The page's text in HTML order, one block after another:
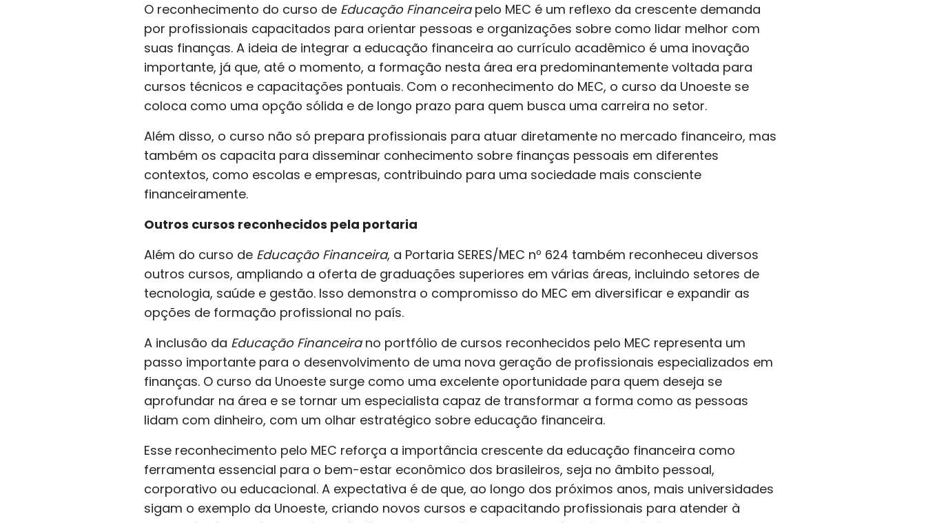
O reconhecimento do curso de Educação Financeirapelo MEC é um reflexo da crescente demanda
por profissionais capacitados para orientar pessoas e organizações sobre como lidar melhor com
suas finanças. A ideia de integrar a educação financeira ao currículo acadêmico é uma inovação
importante, já que, até o momento, a formação nesta área era predominantemente voltada para
cursos técnicos e capacitações pontuais. Com o reconhecimento do MEC, o curso da Unoeste se
coloca como uma opção sólida e de longo prazo para quem busca uma carreira no setor.
Além disso, o curso não só prepara profissionais para atuar diretamente no mercado financeiro, mas
também os capacita para disseminar conhecimento sobre finanças pessoais em diferentes
contextos, como escolas e empresas, contribuindo para uma sociedade mais consciente
financeiramente.
Outros cursos reconhecidos pela portaria
Além do curso de Educação Financeira, a Portaria SERES/MEC nº 624 também reconheceu diversos
outros cursos, ampliando a oferta de graduações superiores em várias áreas, incluindo setores de
tecnologia, saúde e gestão. Isso demonstra o compromisso do MEC em diversificar e expandir as
opções de formação profissional no país.
A inclusão da Educação Financeirano portfólio de cursos reconhecidos pelo MEC representa um
passo importante para o desenvolvimento de uma nova geração de profissionais especializados em
finanças. O curso da Unoeste surge como uma excelente oportunidade para quem deseja se
aprofundar na área e se tornar um especialista capaz de transformar a forma como as pessoas
lidam com dinheiro, com um olhar estratégico sobre educação financeira.
Esse reconhecimento pelo MEC reforça a importância crescente da educação financeira como
ferramenta essencial para o bem-estar econômico dos brasileiros, seja no âmbito pessoal,
corporativo ou educacional. A expectativa é de que, ao longo dos próximos anos, mais universidades
sigam o exemplo da Unoeste, criando novos cursos e capacitando profissionais para atender à